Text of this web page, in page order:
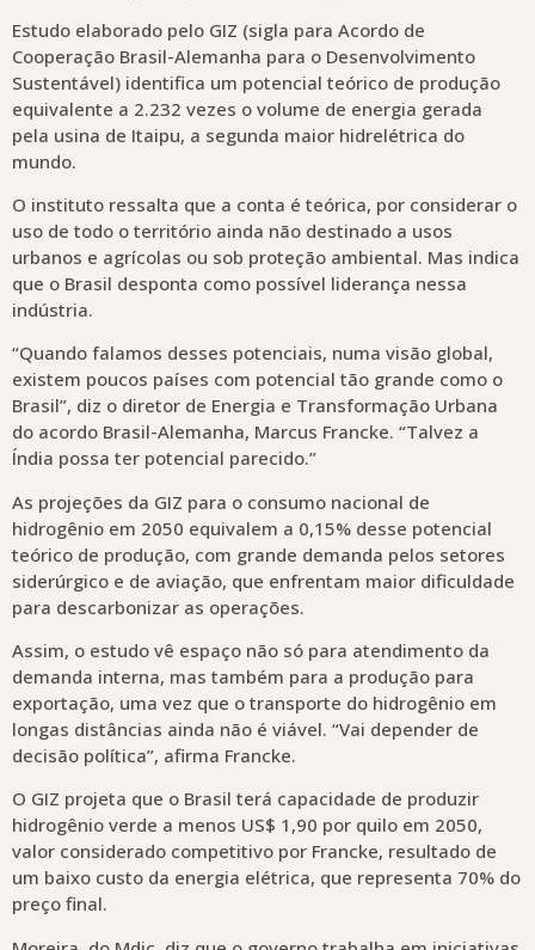
Estudo elaborado pelo GIZ (sigla para Acordo de
Cooperação Brasil-Alemanha para o Desenvolvimento
Sustentável) identifica um potencial teórico de produção
equivalente a 2.232 vezes o volume de energia gerada
pela usina de Itaipu, a segunda maior hidrelétrica do
mundo.
O instituto ressalta que a conta é teórica, por considerar o
uso de todo o território ainda não destinado a usos
urbanos e agrícolas ou sob proteção ambiental. Mas indica
que o Brasil desponta como possível liderança nessa
indústria.
“Quando falamos desses potenciais, numa visão global,
existem poucos países com potencial tão grande como o
Brasil”, diz o diretor de Energia e Transformação Urbana
do acordo Brasil-Alemanha, Marcus Francke. “Talvez a
Índia possa ter potencial parecido.”
As projeções da GIZ para o consumo nacional de
hidrogênio em 2050 equivalem a 0,15% desse potencial
teórico de produção, com grande demanda pelos setores
siderúrgico e de aviação, que enfrentam maior dificuldade
para descarbonizar as operações.
Assim, o estudo vê espaço não só para atendimento da
demanda interna, mas também para a produção para
exportação, uma vez que o transporte do hidrogênio em
longas distâncias ainda não é viável. “Vai depender de
decisão política”, afirma Francke.
O GIZ projeta que o Brasil terá capacidade de produzir
hidrogênio verde a menos US$ 1,90 por quilo em 2050,
valor considerado competitivo por Francke, resultado de
um baixo custo da energia elétrica, que representa 70% do
preço final.